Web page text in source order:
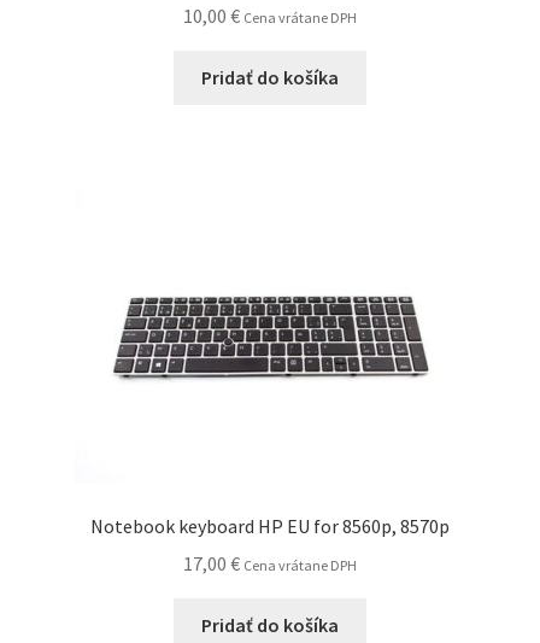
10,00 € Cena vrátane DPH
Pridať do košíka
Notebook keyboard HP EU for 8560p, 8570p
17,00 € Cena vrátane DPH
Pridať do košíka